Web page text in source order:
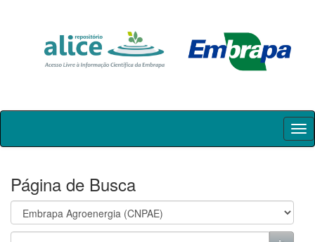
Skip
Página de Busca